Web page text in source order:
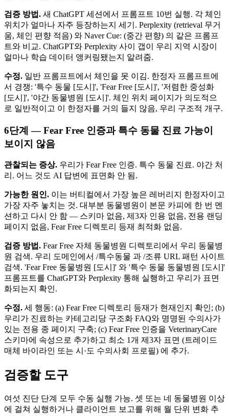
검증 방법. 새 ChatGPT 세션에서 프롬프트 10번 실행. 각 체인
위치가 얼마나 자주 등장하는지 세기. Perplexity (retrieval 무거
움, 체인 편향 적음) 와 Naver Cue: (중간 편향) 의 같은 프롬프
트와 비교. ChatGPT와 Perplexity 사이 갭이 우리 지역 시장이
얼마나 학습 데이터 앵커링됐는지 알려줌.
수정. 일반 프롬프트에서 체인을 못 이김. 한정자 프롬프트에
서 경쟁: '특수 동물 [도시]', 'Fear Free [도시]', '저렴한 중성화
[도시]', '야간 동물병원 [도시]'. 체인 위치 페이지가 의도적으
로 일반적이고 이 한정자를 거의 들지 않음, 우리 구조적 개구.
6단계 — Fear Free 인증과 특수 동물 진료 가능이
보이지 않음
관찰되는 증상. 우리가 Fear Free 인증. 특수 동물 진료. 야간 처
리. 어느 것도 AI 답변에 표면화 안 됨.
가능한 원인. 이는 버티컬에서 가장 높은 레버리지 한정자이고
가장 자주 놓치는 것. 대부분 동물병원이 본문 카피에 한 번 멘
션하고 다시 안 함 — 스키마 없음, 제3자 인용 없음, 전용 랜딩
페이지 없음, Fear Free 디렉토리 등재 최적화 없음.
검증 방법. Fear Free 자체 동물병원 디렉토리에서 우리 동물병
원 검색. 우리 도메인에서 /특수동물 과 /조류 URL 패턴 사이트
검색. 'Fear Free 동물병원 [도시]' 와 '특수 동물 동물병원 [도시]'
프롬프트를 ChatGPT와 Perplexity 통해 실행하고 우리가 표면
화되는지 확인.
수정. 세 행동: (a) Fear Free 디렉토리 등재가 현재인지 확인; (b)
우리가 진료하는 카테고리당 구조화 FAQ와 명명된 수의사가
있는 전용 종 페이지 구축; (c) Fear Free 인증을 VeterinaryCare
스키마에 속성으로 추가하고 최소 1개 제3자 표면 (트레이드
매체 바이라인 또는 시·도 수의사회 프로필) 에 추가.
검증할 도구
여섯 진단 단계 모두 수동 실행 가능. 셋 또는 네 동물병원 이상
에 걸쳐 실행하거나 클라이언트 보고를 위해 월 단위 변화 추